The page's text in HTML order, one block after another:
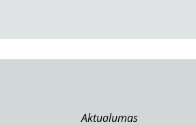
Aktualumas